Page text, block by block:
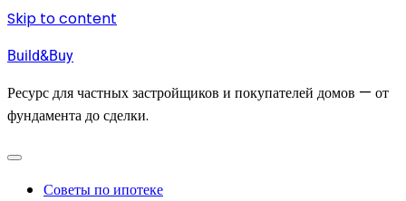
Skip to content
Build&Buy
Ресурс для частных застройщиков и покупателей домов — от
фундамента до сделки.
Советы по ипотеке